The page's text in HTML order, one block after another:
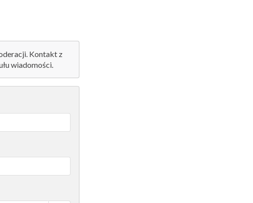
Kontakt z
wiadomości.